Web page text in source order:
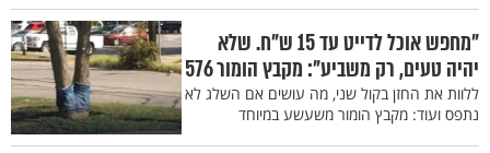
"מחפש אוכל לדייט עד 15 ש"ח. שלא
יהיה טעים, רק משביע": מקבץ הומור 576
ללוות את החזן בקול שני, מה עושים אם השלג לא
נתפס ועוד: מקבץ הומור משעשע במיוחד